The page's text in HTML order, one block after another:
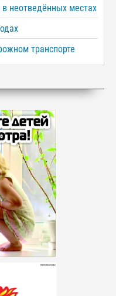
неотведённых местах
транспорте